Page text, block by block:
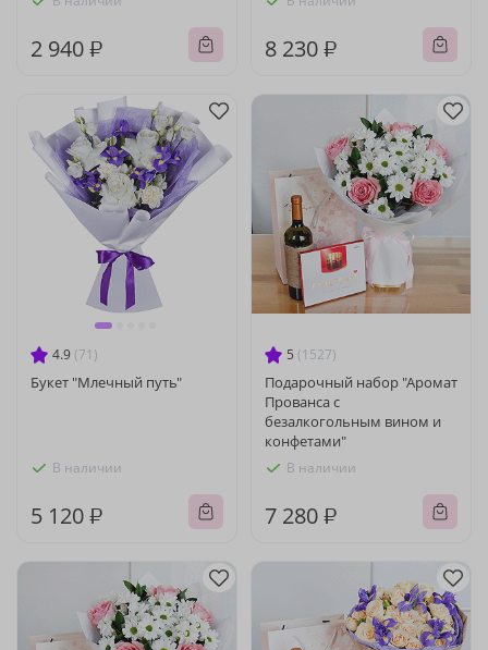
2 940 ₽ 8 230 ₽
4.9 (71)
Букет "Млечный путь"
В наличии
5 120 ₽
5 (1527)
Подарочный набор "Аромат
Прованса с
безалкогольным вином и
конфетами"
В наличии
7 280 ₽